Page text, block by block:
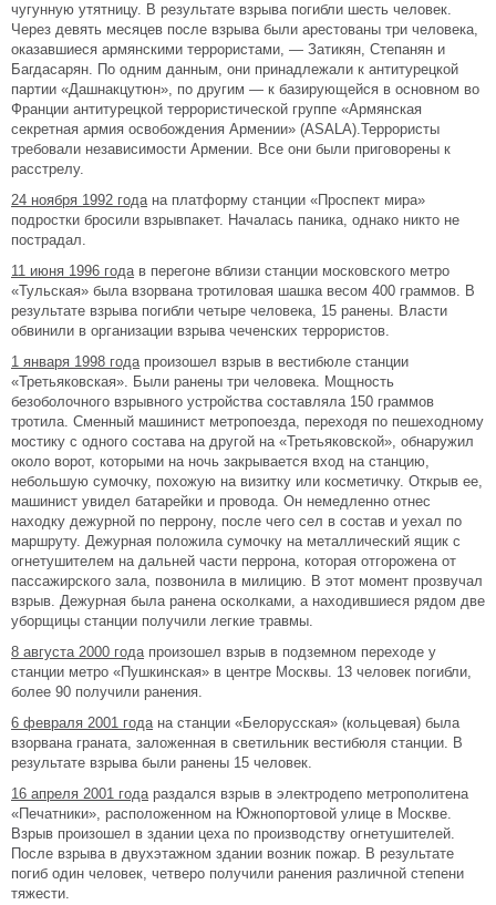
чугунную утятницу. В результате взрыва погибли шесть человек.
Через девять месяцев после взрыва были арестованы три человека,
оказавшиеся армянскими террористами, — Затикян, Степанян и
Багдасарян. По одним данным, они принадлежали к антитурецкой
партии «Дашнакцутюн», по другим — к базирующейся в основном во
Франции антитурецкой террористической группе «Армянская
секретная армия освобождения Армении» (ASALA).Террористы
требовали независимости Армении. Все они были приговорены к
расстрелу.
24 ноября 1992 годана платформу станции «Проспект мира»
подростки бросили взрывпакет. Началась паника, однако никто не
пострадал.
11 июня 1996 годав перегоне вблизи станции московского метро
«Тульская» была взорвана тротиловая шашка весом 400 граммов. В
результате взрыва погибли четыре человека, 15 ранены. Власти
обвинили в организации взрыва чеченских террористов.
1 января 1998 годапроизошел взрыв в вестибюле станции
«Третьяковская». Были ранены три человека. Мощность
безоболочного взрывного устройства составляла 150 граммов
тротила. Сменный машинист метропоезда, переходя по пешеходному
мостику с одного состава на другой на «Третьяковской», обнаружил
около ворот, которыми на ночь закрывается вход на станцию,
небольшую сумочку, похожую на визитку или косметичку. Открыв ее,
машинист увидел батарейки и провода. Он немедленно отнес
находку дежурной по перрону, после чего сел в состав и уехал по
маршруту. Дежурная положила сумочку на металлический ящик с
огнетушителем на дальней части перрона, которая отгорожена от
пассажирского зала, позвонила в милицию. В этот момент прозвучал
взрыв. Дежурная была ранена осколками, а находившиеся рядом две
уборщицы станции получили легкие травмы.
8 августа 2000 годапроизошел взрыв в подземном переходе у
станции метро «Пушкинская» в центре Москвы. 13 человек погибли,
более 90 получили ранения.
6 февраля 2001 годана станции «Белорусская» (кольцевая) была
взорвана граната, заложенная в светильник вестибюля станции. В
результате взрыва были ранены 15 человек.
16 апреля 2001 годараздался взрыв в электродепо метрополитена
«Печатники», расположенном на Южнопортовой улице в Москве.
Взрыв произошел в здании цеха по производству огнетушителей.
После взрыва в двухэтажном здании возник пожар. В результате
погиб один человек, четверо получили ранения различной степени
тяжести.